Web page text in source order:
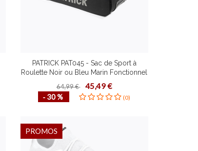
PATRICK PAT045 - Sac de Sport à
Roulette Noir ou Bleu Marin Fonctionnel
Résistant avec Compartiment Rigide
Idéal pour Rangement Chaussures
64,99 € 45,49 €
‐ 30 % (0)
PROMOS